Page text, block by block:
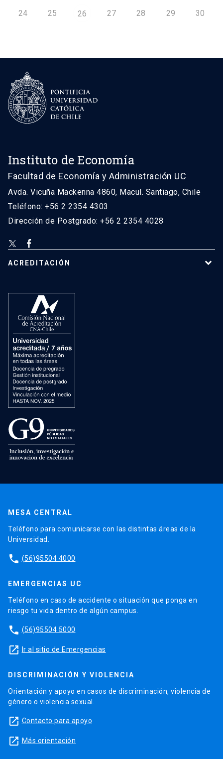
24 25 26 27 28 29 30
Instituto de Economía
Facultad de Economía y Administración UC
Avda. Vicuña Mackenna 4860, Macul. Santiago, Chile
Teléfono: +56 2 2354 4303
Dirección de Postgrado: +56 2 2354 4028
ACREDITACIÓN
MESA CENTRAL
Teléfono para comunicarse con las distintas áreas de la
Universidad.
phone (56)95504 4000
EMERGENCIAS UC
Teléfono en caso de accidente o situación que ponga en
riesgo tu vida dentro de algún campus.
phone (56)95504 5000
launch Ir al sitio de Emergencias
DISCRIMINACIÓN Y VIOLENCIA
Orientación y apoyo en casos de discriminación, violencia de
género o violencia sexual.
launch Contacto para apoyo
launch Más orientación